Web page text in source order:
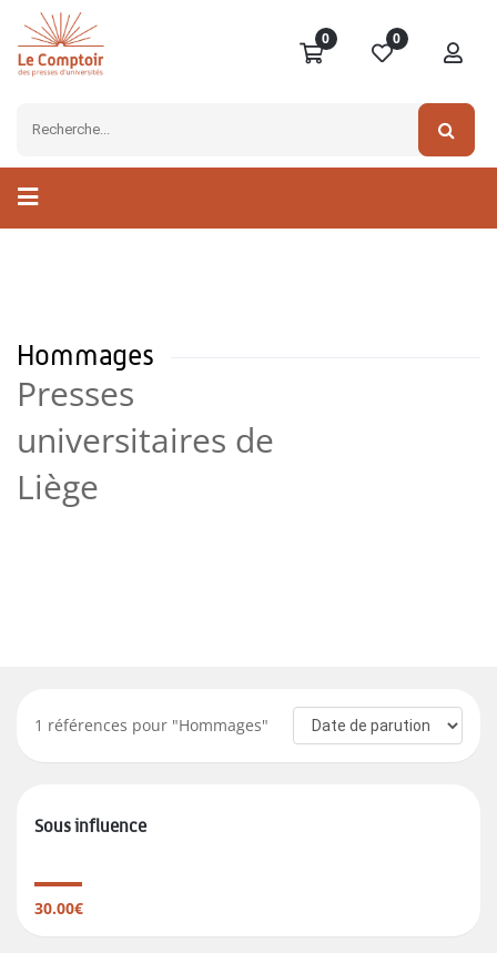
0 0
Hommages
Presses
universitaires de
Liège
1 références pour "Hommages"
Sous influence
30.00€